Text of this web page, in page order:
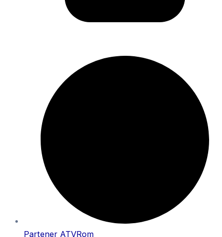
Partener ATVRom